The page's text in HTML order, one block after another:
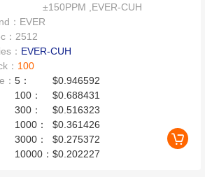
±150PPM ,EVER-CUH
： EVER
： 2512
： EVER-CUH
： 100
：5：
$0.946592
100：
$0.688431
300：
$0.516323
1000：
$0.361426
3000：
$0.275372
10000：$0.202227